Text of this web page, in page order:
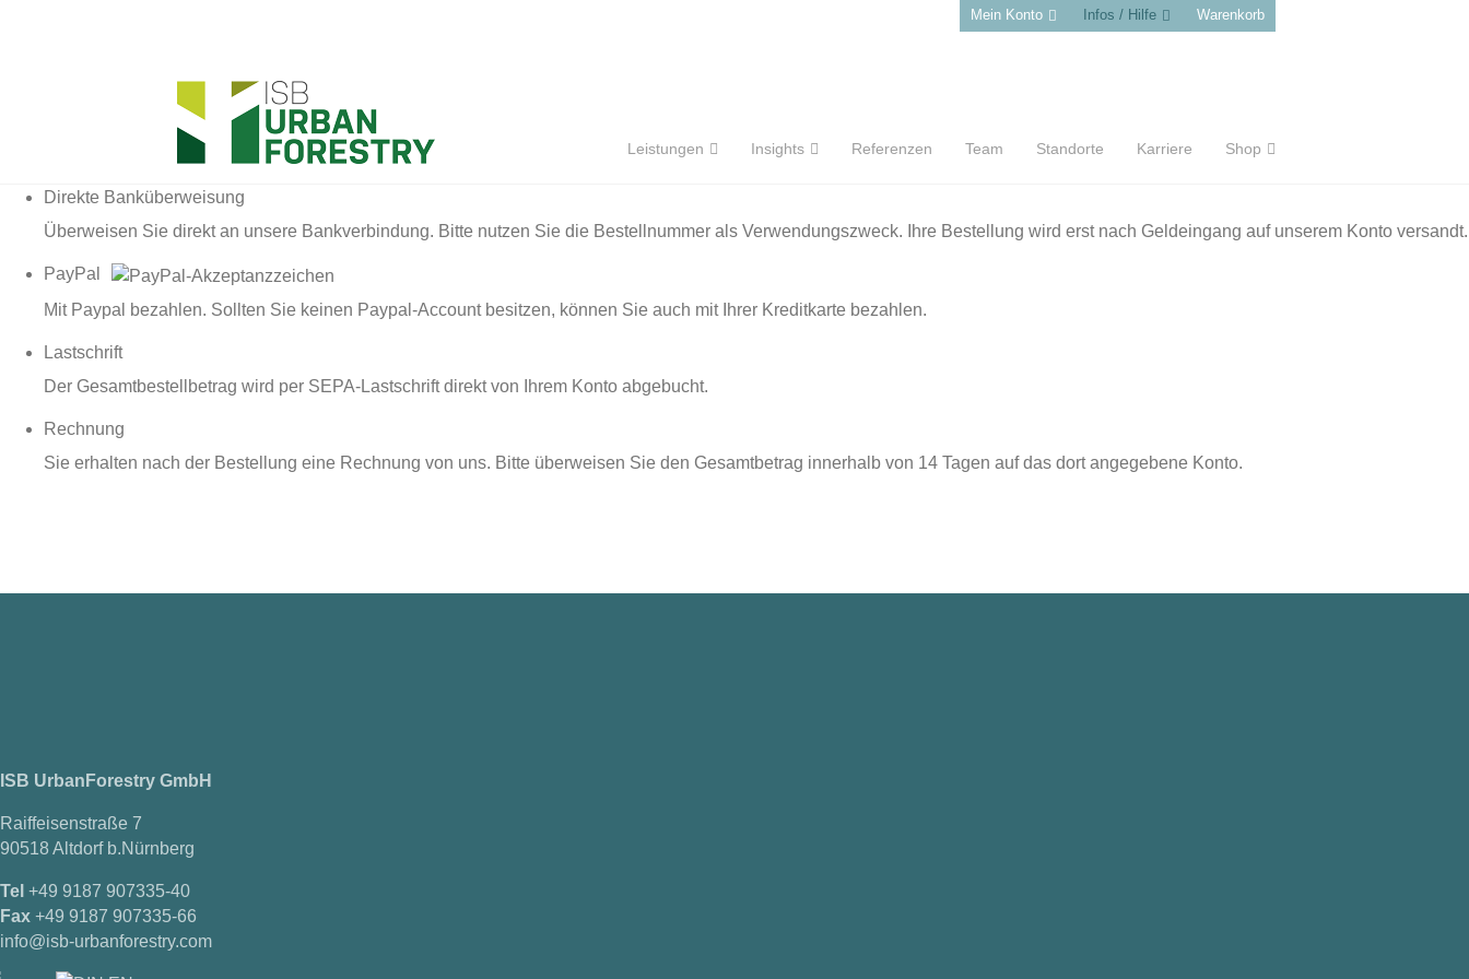
Mein Konto Infos / Hilfe Warenkorb
Leistungen Insights Referenzen Team Standorte Karriere Shop
Direkte Banküberweisung
Überweisen Sie direkt an unsere Bankverbindung. Bitte nutzen Sie die Bestellnummer als Verwendungszweck. Ihre Bestellung wird erst nach Geldeingang auf unserem Konto versandt.
PayPal
Mit Paypal bezahlen. Sollten Sie keinen Paypal-Account besitzen, können Sie auch mit Ihrer Kreditkarte bezahlen.
Lastschrift
Der Gesamtbestellbetrag wird per SEPA-Lastschrift direkt von Ihrem Konto abgebucht.
Rechnung
Sie erhalten nach der Bestellung eine Rechnung von uns. Bitte überweisen Sie den Gesamtbetrag innerhalb von 14 Tagen auf das dort angegebene Konto.
ISB UrbanForestry GmbH
Raiffeisenstraße 7
90518 Altdorf b.Nürnberg
Tel +49 9187 907335-40
Fax +49 9187 907335-66
info@isb-urbanforestry.com